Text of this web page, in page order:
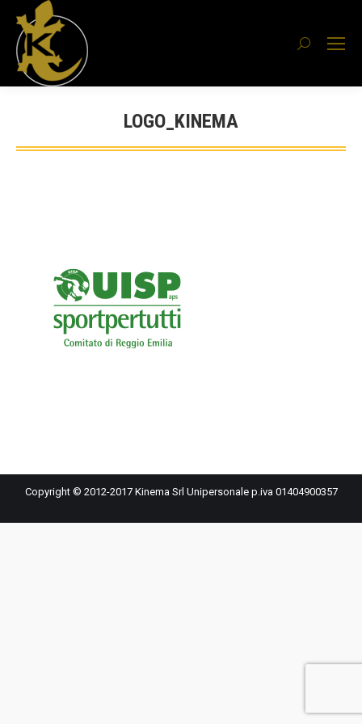
Cerca:
LOGO_KINEMA
Tu sei qui:
Copyright © 2012-2017 Kinema Srl Unipersonale p.iva 01404900357